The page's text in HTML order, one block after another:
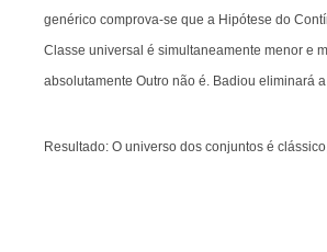
genérico comprova-se que a Hipótese do
Classe universal é simultaneamente menor e
absolutamente Outro não é. Badiou eliminará
Resultado: O universo dos conjuntos é